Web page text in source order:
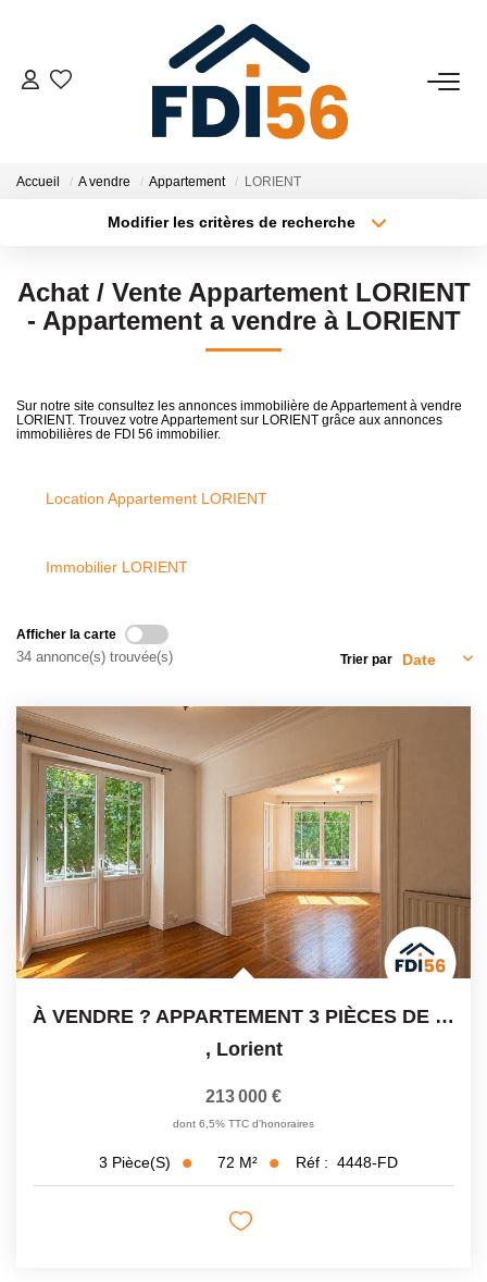
02 97 81 41 39
VENTES
Tous Nos Biens
Investisseurs
ESTIMATION
NOTRE AGENCE
Nos Actualités
Avis Clients Google
Avis Clients Meilleurs Agents
CONTACT
EN
Accueil A vendre Appartement LORIENT
Modifier les critères de recherche
Sélectionnez...
Type de bien
Surface min
Créer une alerte
Achat / Vente Appartement LORIENT
- Appartement a vendre à LORIENT
Sur notre site consultez les annonces immobilière de Appartement à vendre
LORIENT. Trouvez votre Appartement sur LORIENT grâce aux annonces
immobilières de FDI 56 immobilier.
Location Appartement LORIENT
Immobilier LORIENT
Afficher la carte
34 annonce(s) trouvée(s) Trier par
À VENDRE ? APPARTEMENT 3 PIÈCES DE 72 M² ? LORIENT ? CAVE
, Lorient
213 000 €
dont 6,5% TTC d'honoraires
3 Pièce(s) 72 M² Réf : 4448-FD